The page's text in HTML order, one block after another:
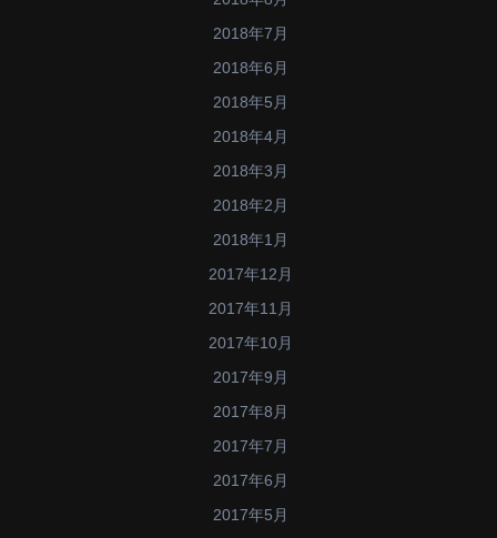
2018年7月
2018年6月
2018年5月
2018年4月
2018年3月
2018年2月
2018年1月
2017年12月
2017年11月
2017年10月
2017年9月
2017年8月
2017年7月
2017年6月
2017年5月